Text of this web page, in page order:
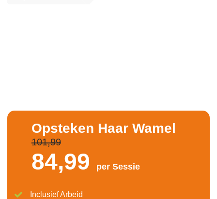
Opsteken Haar Wamel
101,99
84,99 per Sessie
Inclusief Arbeid